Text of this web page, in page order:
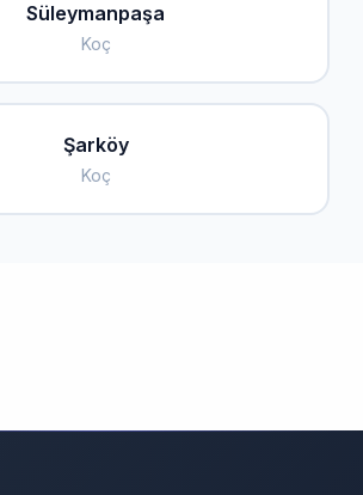
Süleymanpaşa
Koç
Şarköy
Koç